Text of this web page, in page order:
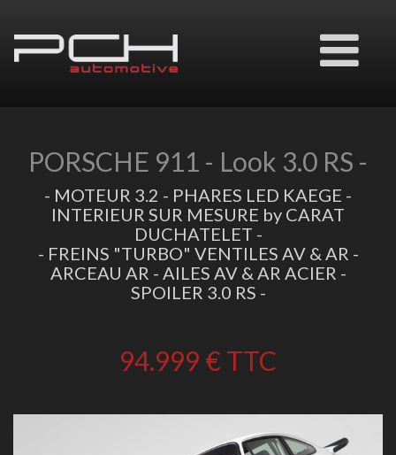
Ouvrir
le
PORSCHE 911 - Look 3.0 RS -
- MOTEUR 3.2 - PHARES LED KAEGE -
INTERIEUR SUR MESURE by CARAT
DUCHATELET -
- FREINS "TURBO" VENTILES AV & AR -
ARCEAU AR - AILES AV & AR ACIER -
SPOILER 3.0 RS -
94.999 € TTC